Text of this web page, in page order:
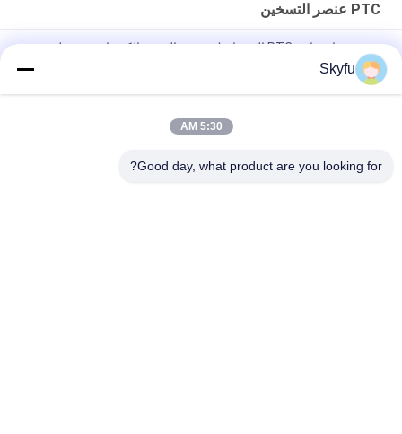
PTC عنصر التسخين
درجة حرارة ثابتة PTC السيراميك عنصر التدفئة الكهربائية مع فيلم
معزول
عنصر التدفئة PTC Wax 1 - 5000ohms عنصر التدفئة السيراميك مع
Skyfu
5:30 AM
Good day, what product are you looking for?